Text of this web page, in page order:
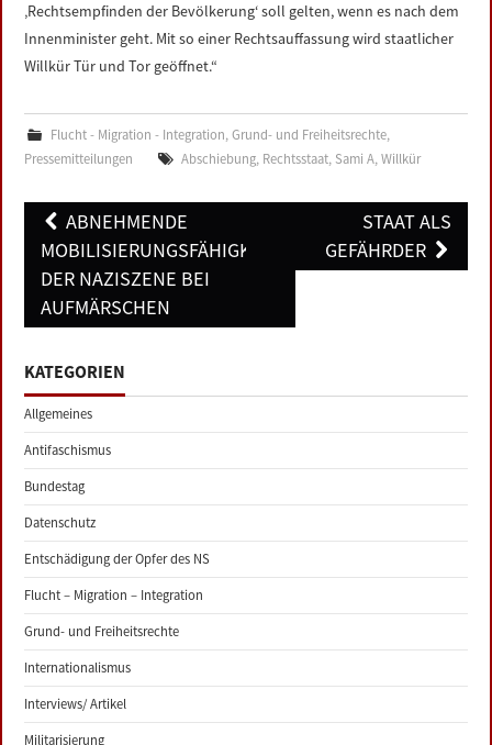
‚Rechtsempfinden der Bevölkerung‘ soll gelten, wenn es nach dem
Innenminister geht. Mit so einer Rechtsauffassung wird staatlicher
Willkür Tür und Tor geöffnet.“
Flucht - Migration - Integration, Grund- und Freiheitsrechte,
Pressemitteilungen
Abschiebung, Rechtsstaat, Sami A, Willkür
Post
navigation
ABNEHMENDE
MOBILISIERUNGSFÄHIGKEIT
DER NAZISZENE BEI
AUFMÄRSCHEN
STAAT ALS
GEFÄHRDER
KATEGORIEN
Allgemeines
Antifaschismus
Bundestag
Datenschutz
Entschädigung der Opfer des NS
Flucht – Migration – Integration
Grund- und Freiheitsrechte
Internationalismus
Interviews/ Artikel
Militarisierung